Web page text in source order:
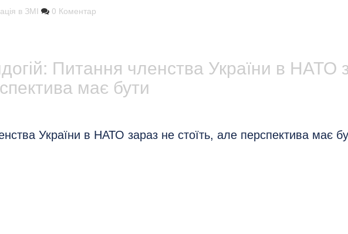
в ЗМІ
0 Коментар
Питання членства України в НАТО
має бути
України в НАТО зараз не стоїть, але перспектива має